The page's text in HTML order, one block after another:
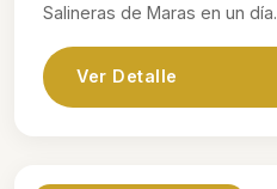
Salineras de Maras en un día.
Ver Detalle